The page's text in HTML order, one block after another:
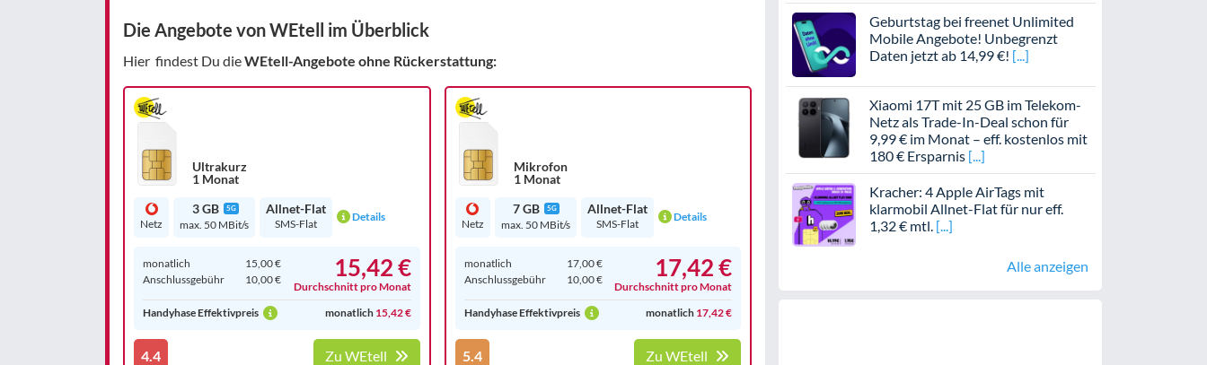
Die Angebote von WEtell im Überblick
Hier findest Du dieWEtell-Angebote ohne Rückerstattung:
Ultrakurz
1 Monat
Netz
3 GB 5G
max. 50 MBit/s
Allnet-Flat
SMS-Flat Details
monatlich
15,00 €
Anschluss­gebühr
10,00 € 15,42 €
Durchschnitt pro Monat
Handyhase Effektivpreis
monatlich 15,42 €
4.4 Zu WEtell
Mikrofon
1 Monat
Netz
7 GB 5G
max. 50 MBit/s
Allnet-Flat
SMS-Flat Details
monatlich
17,00 €
Anschluss­gebühr
10,00 € 17,42 €
Durchschnitt pro Monat
Handyhase Effektivpreis
monatlich 17,42 €
5.4 Zu WEtell
Geburtstag bei freenet Unlimited
Mobile Angebote! Unbegrenzt
Daten jetzt ab 14,99 €!
Xiaomi 17T mit 25 GB im Telekom-
Netz als Trade-In-Deal schon für
9,99 € im Monat – eff. kostenlos mit
180 € Ersparnis
Kracher: 4 Apple AirTags mit
klarmobil Allnet-Flat für nur eff.
1,32 € mtl.
Alle anzeigen